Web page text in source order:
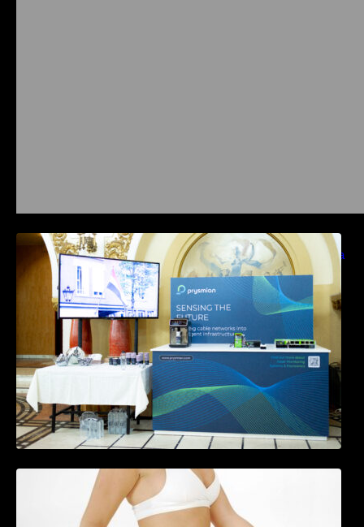
Prysmian aduce la COMM26 tehnologii de
sensing si Digital Energy pentru monitorizarea
in timp real a infrastrucrutilor critice
Tratamentul Wegovy® generează o scădere
în greutate de până la 22,6% la femei în
perioada menopauzei și reduce la jumătate
riscul de migrene